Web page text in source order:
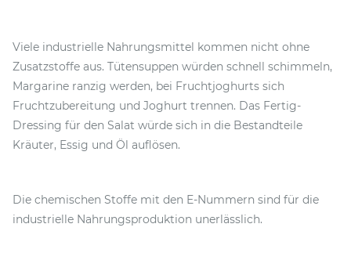
Viele industrielle Nahrungsmittel kommen nicht ohne
Zusatzstoffe aus. Tütensuppen würden schnell schimmeln,
Margarine ranzig werden, bei Fruchtjoghurts sich
Fruchtzubereitung und Joghurt trennen. Das Fertig-
Dressing für den Salat würde sich in die Bestandteile
Kräuter, Essig und Öl auflösen.
Die chemischen Stoffe mit den E-Nummern sind für die
industrielle Nahrungsproduktion unerlässlich.